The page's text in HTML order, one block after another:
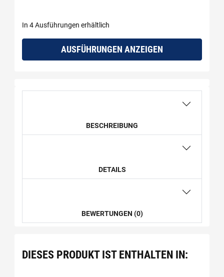
In 4 Ausführungen erhältlich
AUSFÜHRUNGEN ANZEIGEN
BESCHREIBUNG
DETAILS
BEWERTUNGEN (0)
DIESES PRODUKT IST ENTHALTEN IN: